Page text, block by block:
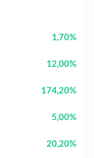
1,70%
12,00%
174,20%
5,00%
20,20%